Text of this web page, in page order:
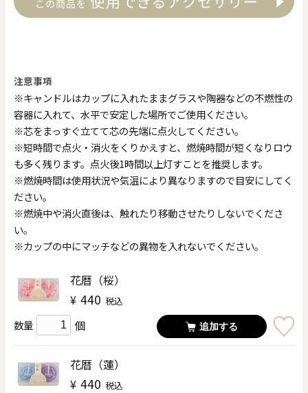
注意事項
※キャンドルはカップに入れたままグラスや陶器などの不燃性の
容器に入れて、水平で安定した場所でご使用ください。
※芯をまっすぐ立てて芯の先端に点火してください。
※短時間で点火・消火をくりかえすと、燃焼時間が短くなりロウ
も多く残ります。点火後1時間以上灯すことを推奨します。
※燃焼時間は使用状況や気温により異なりますので目安にしてく
ださい。
※燃焼中や消火直後は、触れたり移動させたりしないでくださ
い。
※カップの中にマッチなどの異物を入れないでください。
花暦（桜）
¥ 440 税込
数量 個 追加する
花暦（蓮）
¥ 440 税込